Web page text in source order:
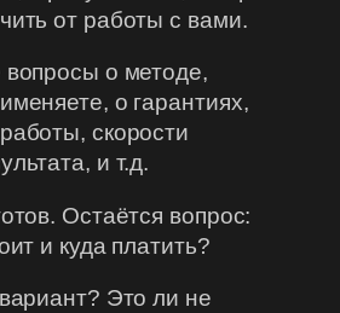
от работы с вами.
о методе,
о гарантиях,
скорости
и т.д.
Остаётся вопрос:
и куда платить?
Это ли не